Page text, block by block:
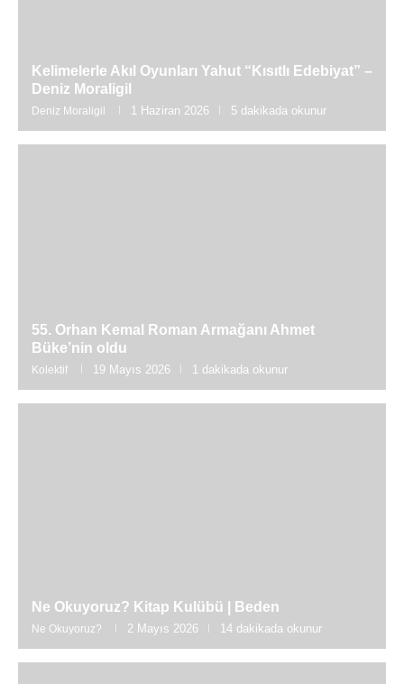
Kelimelerle Akıl Oyunları Yahut “Kısıtlı Edebiyat” –
Deniz Moraligil
Deniz Moraligil 1 Haziran 2026 5 dakikada okunur
55. Orhan Kemal Roman Armağanı Ahmet
Büke’nin oldu
Kolektif 19 Mayıs 2026 1 dakikada okunur
Ne Okuyoruz? Kitap Kulübü | Beden
Ne Okuyoruz? 2 Mayıs 2026 14 dakikada okunur